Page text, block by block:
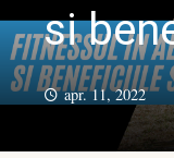
si
apr. 11, 2022